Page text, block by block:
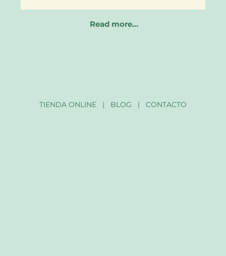
Read more…
TIENDA ONLINE| BLOG | CONTACTO